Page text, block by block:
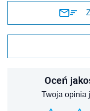
Oceń
Twoja opinia